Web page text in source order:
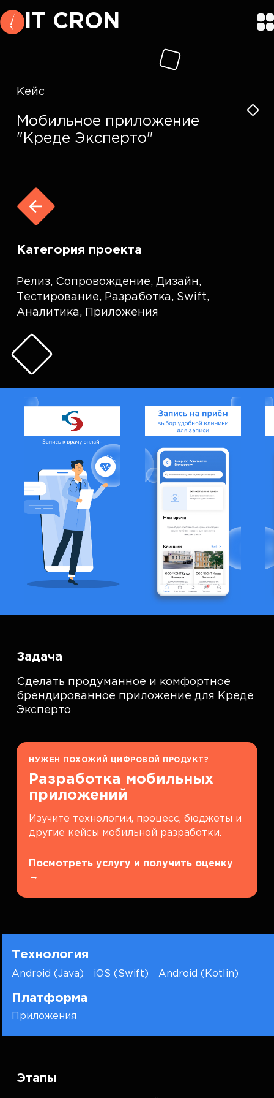
IT CRON
Кейс
Мобильное приложение
"Креде Эксперто"
Категория проекта
Релиз, Сопровождение, Дизайн,
Тестирование, Разработка, Swift,
Аналитика, Приложения
Задача
Сделать продуманное и комфортное
брендированное приложение для Креде
Эксперто
НУЖЕН ПОХОЖИЙ ЦИФРОВОЙ ПРОДУКТ?
Разработка мобильных
приложений
Изучите технологии, процесс, бюджеты и
другие кейсы мобильной разработки.
Посмотреть услугу и получить оценку
→
Технология
Android (Java) iOS (Swift) Android (Kotlin)
Платформа
Приложения
Этапы